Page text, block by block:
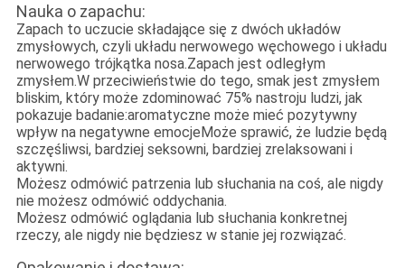
Nauka o zapachu:
Zapach to uczucie składające się z dwóch układów
zmysłowych, czyli układu nerwowego węchowego i układu
nerwowego trójkątka nosa.Zapach jest odległym
zmysłem.W przeciwieństwie do tego, smak jest zmysłem
bliskim, który może zdominować 75% nastroju ludzi, jak
pokazuje badanie:aromatyczne może mieć pozytywny
wpływ na negatywne emocjeMoże sprawić, że ludzie będą
szczęśliwsi, bardziej seksowni, bardziej zrelaksowani i
aktywni.
Możesz odmówić patrzenia lub słuchania na coś, ale nigdy
nie możesz odmówić oddychania.
Możesz odmówić oglądania lub słuchania konkretnej
rzeczy, ale nigdy nie będziesz w stanie jej rozwiązać.